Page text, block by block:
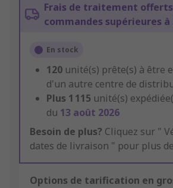
Frais de traitement
commandes supérieures à
En stock
120 unité(s) prête(s) à être
d'un autre centre de
Plus 1 115 unité(s)
du 13 août 2026
Besoin de plus? Cliquez sur "
dates de livraison " pour plus
Options de tarification en